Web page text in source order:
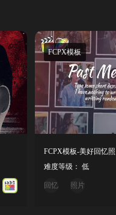
FCPX模板
难度等级： 低
回忆 照片